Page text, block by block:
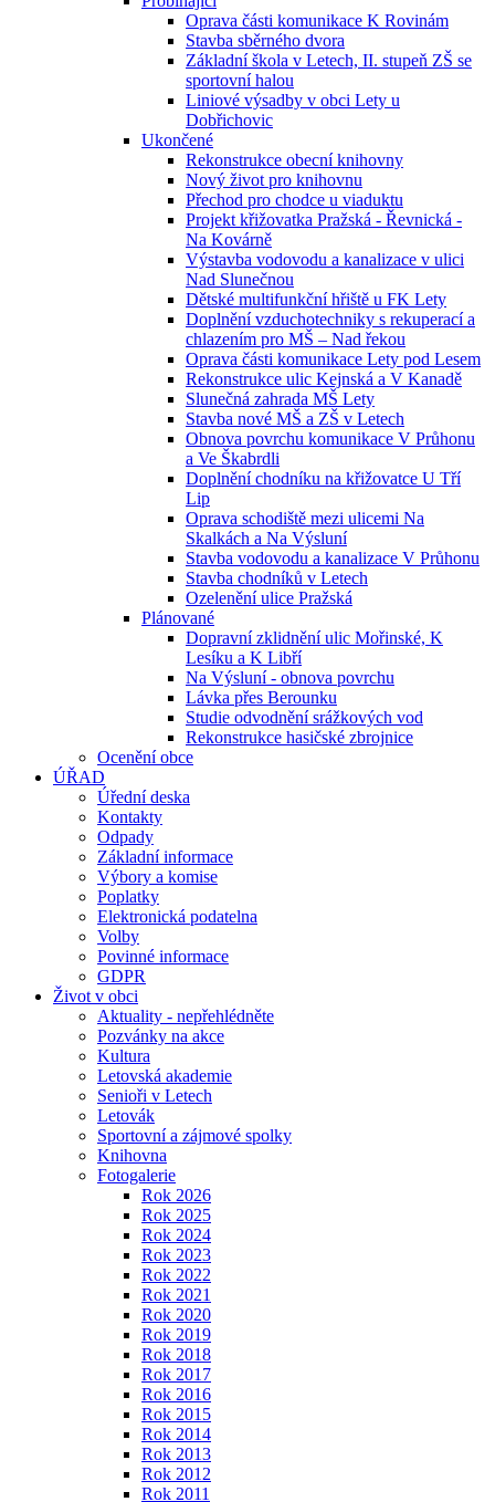
Oprava části komunikace K Rovinám
Stavba sběrného dvora
Základní škola v Letech, II. stupeň ZŠ se
sportovní halou
Liniové výsadby v obci Lety u
Dobřichovic
Ukončené
Rekonstrukce obecní knihovny
Nový život pro knihovnu
Přechod pro chodce u viaduktu
Projekt křižovatka Pražská - Řevnická -
Na Kovárně
Výstavba vodovodu a kanalizace v ulici
Nad Slunečnou
Dětské multifunkční hřiště u FK Lety
Doplnění vzduchotechniky s rekuperací a
chlazením pro MŠ – Nad řekou
Oprava části komunikace Lety pod Lesem
Rekonstrukce ulic Kejnská a V Kanadě
Slunečná zahrada MŠ Lety
Stavba nové MŠ a ZŠ v Letech
Obnova povrchu komunikace V Průhonu
a Ve Škabrdli
Doplnění chodníku na křižovatce U Tří
Lip
Oprava schodiště mezi ulicemi Na
Skalkách a Na Výsluní
Stavba vodovodu a kanalizace V Průhonu
Stavba chodníků v Letech
Ozelenění ulice Pražská
Plánované
Dopravní zklidnění ulic Mořinské, K
Lesíku a K Libří
Na Výsluní - obnova povrchu
Lávka přes Berounku
Studie odvodnění srážkových vod
Rekonstrukce hasičské zbrojnice
Ocenění obce
ÚŘAD
Úřední deska
Kontakty
Odpady
Základní informace
Výbory a komise
Poplatky
Elektronická podatelna
Volby
Povinné informace
GDPR
Život v obci
Aktuality - nepřehlédněte
Pozvánky na akce
Kultura
Letovská akademie
Senioři v Letech
Letovák
Sportovní a zájmové spolky
Knihovna
Fotogalerie
Rok 2026
Rok 2025
Rok 2024
Rok 2023
Rok 2022
Rok 2021
Rok 2020
Rok 2019
Rok 2018
Rok 2017
Rok 2016
Rok 2015
Rok 2014
Rok 2013
Rok 2012
Rok 2011